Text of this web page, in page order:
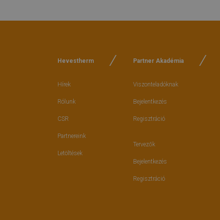
Hevestherm
Hírek
Rólunk
CSR
Partnereink
Letöltések
Partner Akadémia
Viszonteladóknak
Bejelentkezés
Regisztráció
Tervezők
Bejelentkezés
Regisztráció